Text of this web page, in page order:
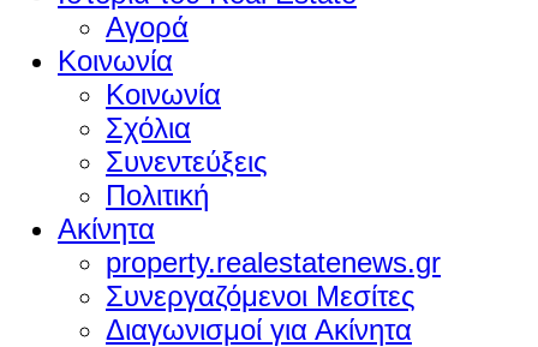
Αγορά
Κοινωνία
Κοινωνία
Σχόλια
Συνεντεύξεις
Πολιτική
Ακίνητα
property.realestatenews.gr
Συνεργαζόμενοι Μεσίτες
Διαγωνισμοί για Ακίνητα